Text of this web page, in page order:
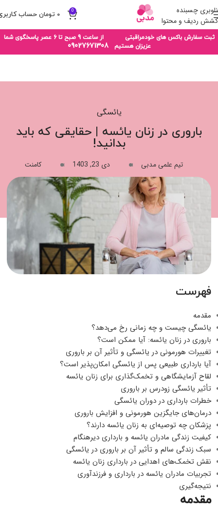
ناوبری چسبنده
کشش ردیف و محتوا
0 ۰ تومان
ثبت سفارش باکس های خودمراقبتی از ساعت 9 صبح تا 6 عصر پاسخگوی شما
عزیزان هستیم
09027671308
یائسگی
باروری در زنان یائسه | حقایقی که باید
بدانید!
تیم علمی مدبی دی 23, 1403 کامنت
فهرست
مقدمه
یائسگی چیست و چه زمانی رخ می‌دهد؟
باروری در زنان یائسه: آیا ممکن است؟
تغییرات هورمونی در یائسگی و تأثیر آن بر باروری
آیا بارداری طبیعی پس از یائسگی امکان‌پذیر است؟
لقاح آزمایشگاهی و تخمک‌گذاری برای زنان یائسه
تأثیر یائسگی زودرس بر باروری
خطرات بارداری در دوران یائسگی
درمان‌های جایگزین هورمونی و افزایش باروری
پزشکان چه توصیه‌ای به زنان یائسه دارند؟
کیفیت زندگی مادران یائسه و بارداری دیرهنگام
سبک زندگی سالم و تأثیر آن بر باروری در یائسگی
نقش تخمک‌های اهدایی در بارداری زنان یائسه
تجربیات مادران یائسه در بارداری و فرزندآوری
نتیجه‌گیری
مقدمه